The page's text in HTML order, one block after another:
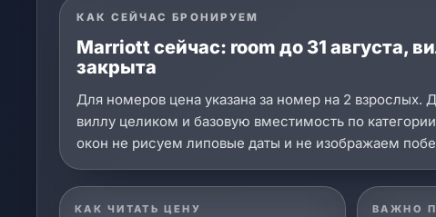
КАК СЕЙЧАС БРОНИРУЕМ
Marriott сейчас: room до 31 августа,
закрыта
Для номеров цена указана за номер на 2 взрослых.
виллу целиком и базовую вместимость по
окон не рисуем липовые даты и не изображаем
КАК ЧИТАТЬ ЦЕНУ ВАЖНО